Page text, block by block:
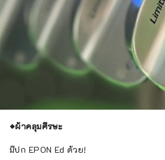
◆ผ้าคลุมศีรษะ
มีปก EPON Ed ด้วย!